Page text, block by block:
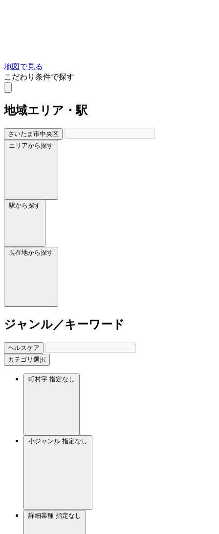
地図で見る
こだわり条件で探す
地域エリア・駅
さいたま市中央区
エリアから探す
駅から探す
現在地から探す
ジャンル／キーワード
ヘルスケア
カテゴリ選択
町村字 指定なし
小ジャンル 指定なし
詳細業種 指定なし